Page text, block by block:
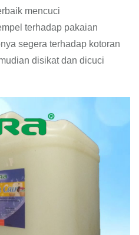
mencuci
terhadap pakaian
segera terhadap kotoran
disikat dan dicuci